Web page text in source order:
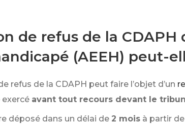
de refus de la
(AEEH) peut-
refus de la CDAPH peut faire l’objet d’un
avant tout recours devant le
déposé dans un délai de 2 mois à partir